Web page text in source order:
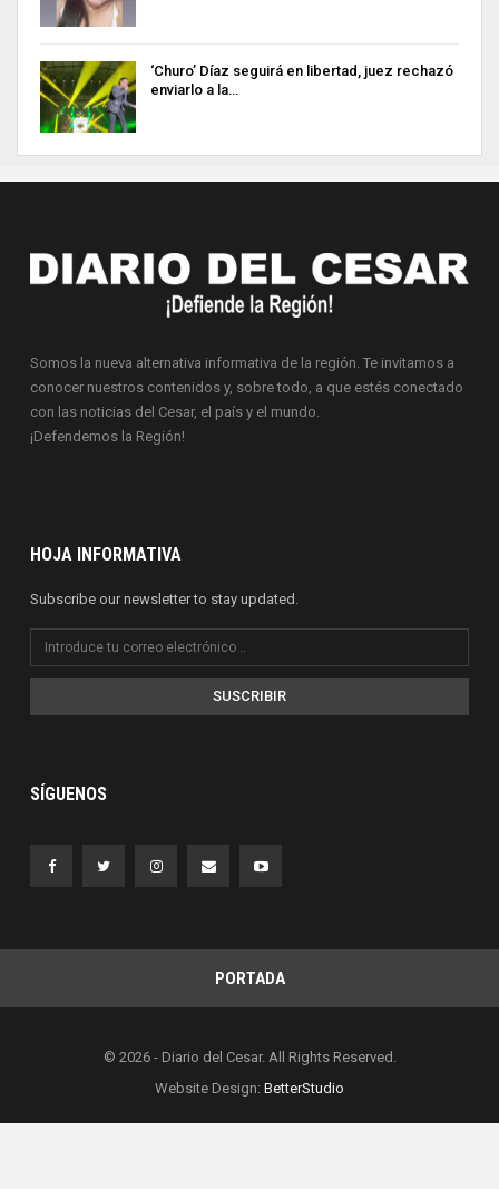
‘Churo’ Díaz seguirá en libertad, juez rechazó
enviarlo a la…
Somos la nueva alternativa informativa de la región. Te invitamos a
conocer nuestros contenidos y, sobre todo, a que estés conectado
con las noticias del Cesar, el país y el mundo.
¡Defendemos la Región!
HOJA INFORMATIVA
Subscribe our newsletter to stay updated.
SUSCRIBIR
SÍGUENOS
PORTADA
© 2026 - Diario del Cesar. All Rights Reserved.
Website Design: BetterStudio